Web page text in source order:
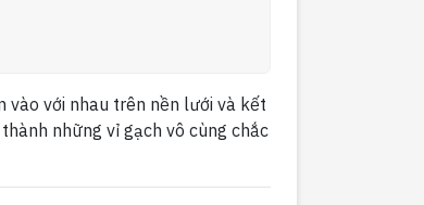
vào với nhau trên nền lưới và kết
những vỉ gạch vô cùng chắc